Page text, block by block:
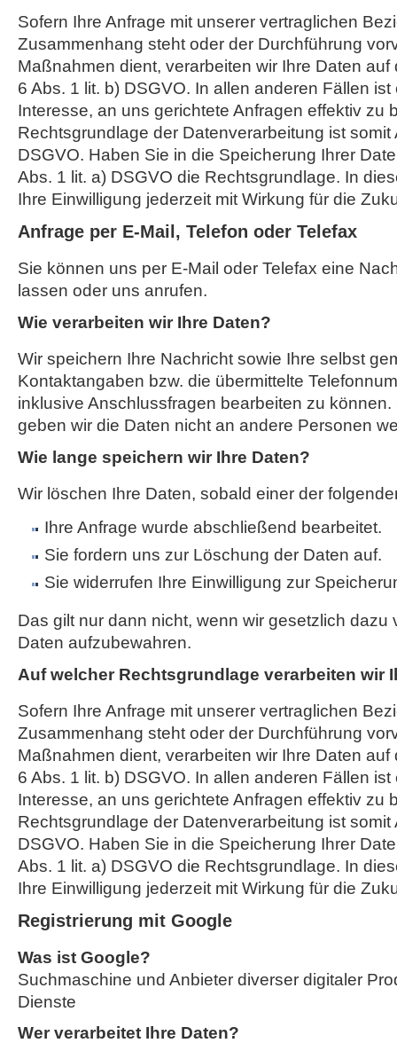
Sofern Ihre Anfrage mit unserer vertraglichen
Zusammenhang steht oder der Durchführung
Maßnahmen dient, verarbeiten wir Ihre Daten auf
6 Abs. 1 lit. b) DSGVO. In allen anderen Fällen
Interesse, an uns gerichtete Anfragen effektiv zu
Rechtsgrundlage der Datenverarbeitung ist somit
DSGVO. Haben Sie in die Speicherung Ihrer
Abs. 1 lit. a) DSGVO die Rechtsgrundlage. In
Ihre Einwilligung jederzeit mit Wirkung für die
Anfrage per E-Mail, Telefon oder Telefax
Sie können uns per E-Mail oder Telefax eine
lassen oder uns anrufen.
Wie verarbeiten wir Ihre Daten?
Wir speichern Ihre Nachricht sowie Ihre selbst
Kontaktangaben bzw. die übermittelte
inklusive Anschlussfragen bearbeiten zu
geben wir die Daten nicht an andere Personen
Wie lange speichern wir Ihre Daten?
Wir löschen Ihre Daten, sobald einer der
Ihre Anfrage wurde abschließend bearbeitet.
Sie fordern uns zur Löschung der Daten auf.
Sie widerrufen Ihre Einwilligung zur
Das gilt nur dann nicht, wenn wir gesetzlich dazu
Daten aufzubewahren.
Auf welcher Rechtsgrundlage verarbeiten wir
Sofern Ihre Anfrage mit unserer vertraglichen
Zusammenhang steht oder der Durchführung
Maßnahmen dient, verarbeiten wir Ihre Daten auf
6 Abs. 1 lit. b) DSGVO. In allen anderen Fällen
Interesse, an uns gerichtete Anfragen effektiv zu
Rechtsgrundlage der Datenverarbeitung ist somit
DSGVO. Haben Sie in die Speicherung Ihrer
Abs. 1 lit. a) DSGVO die Rechtsgrundlage. In
Ihre Einwilligung jederzeit mit Wirkung für die
Registrierung mit Google
Was ist Google?
Suchmaschine und Anbieter diverser digitaler
Dienste
Wer verarbeitet Ihre Daten?